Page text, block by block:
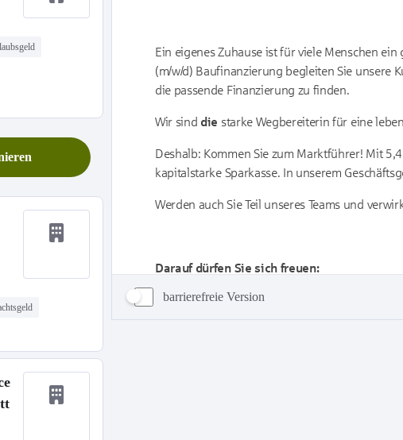
barrierefreie Version